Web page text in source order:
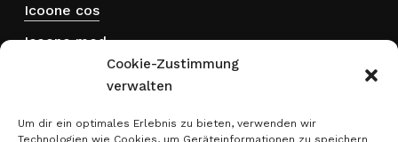
Cookie-Zustimmung
verwalten
Um dir ein optimales Erlebnis zu bieten, verwenden wir
Technologien wie Cookies, um Geräteinformationen zu speichern
Icoone cos
Icoone med
Hydra touch H₂